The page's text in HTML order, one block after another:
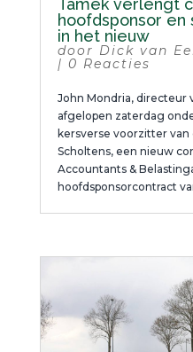
Tamek verlengt
hoofdsponsor en
in het nieuw
door Dick van
| 0 Reacties
John Mondria, directeur
afgelopen zaterdag
kersverse voorzitter van
Scholtens, een nieuw
Accountants &
hoofdsponsorcontract